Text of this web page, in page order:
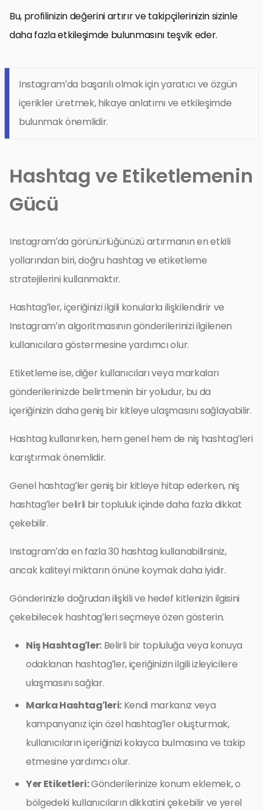
Bu, profilinizin değerini artırır ve takipçilerinizin sizinle
daha fazla etkileşimde bulunmasını teşvik eder.
Instagram’da başarılı olmak için yaratıcı ve özgün
içerikler üretmek, hikaye anlatımı ve etkileşimde
bulunmak önemlidir.
Hashtag ve Etiketlemenin
Gücü
Instagram’da görünürlüğünüzü artırmanın en etkili
yollarından biri, doğru hashtag ve etiketleme
stratejilerini kullanmaktır.
Hashtag’ler, içeriğinizi ilgili konularla ilişkilendirir ve
Instagram’ın algoritmasının gönderilerinizi ilgilenen
kullanıcılara göstermesine yardımcı olur.
Etiketleme ise, diğer kullanıcıları veya markaları
gönderilerinizde belirtmenin bir yoludur, bu da
içeriğinizin daha geniş bir kitleye ulaşmasını sağlayabilir.
Hashtag kullanırken, hem genel hem de niş hashtag’leri
karıştırmak önemlidir.
Genel hashtag’ler geniş bir kitleye hitap ederken, niş
hashtag’ler belirli bir topluluk içinde daha fazla dikkat
çekebilir.
Instagram’da en fazla 30 hashtag kullanabilirsiniz,
ancak kaliteyi miktarın önüne koymak daha iyidir.
Gönderinizle doğrudan ilişkili ve hedef kitlenizin ilgisini
çekebilecek hashtag’leri seçmeye özen gösterin.
Niş Hashtag’ler:Belirli bir topluluğa veya konuya
odaklanan hashtag’ler, içeriğinizin ilgili izleyicilere
ulaşmasını sağlar.
Marka Hashtag’leri:Kendi markanız veya
kampanyanız için özel hashtag’ler oluşturmak,
kullanıcıların içeriğinizi kolayca bulmasına ve takip
etmesine yardımcı olur.
Yer Etiketleri:Gönderilerinize konum eklemek, o
bölgedeki kullanıcıların dikkatini çekebilir ve yerel